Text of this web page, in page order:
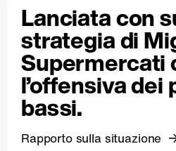
Lanciata con
strategia di
Supermercati
l’offensiva dei
bassi.
Rapporto sulla situazione